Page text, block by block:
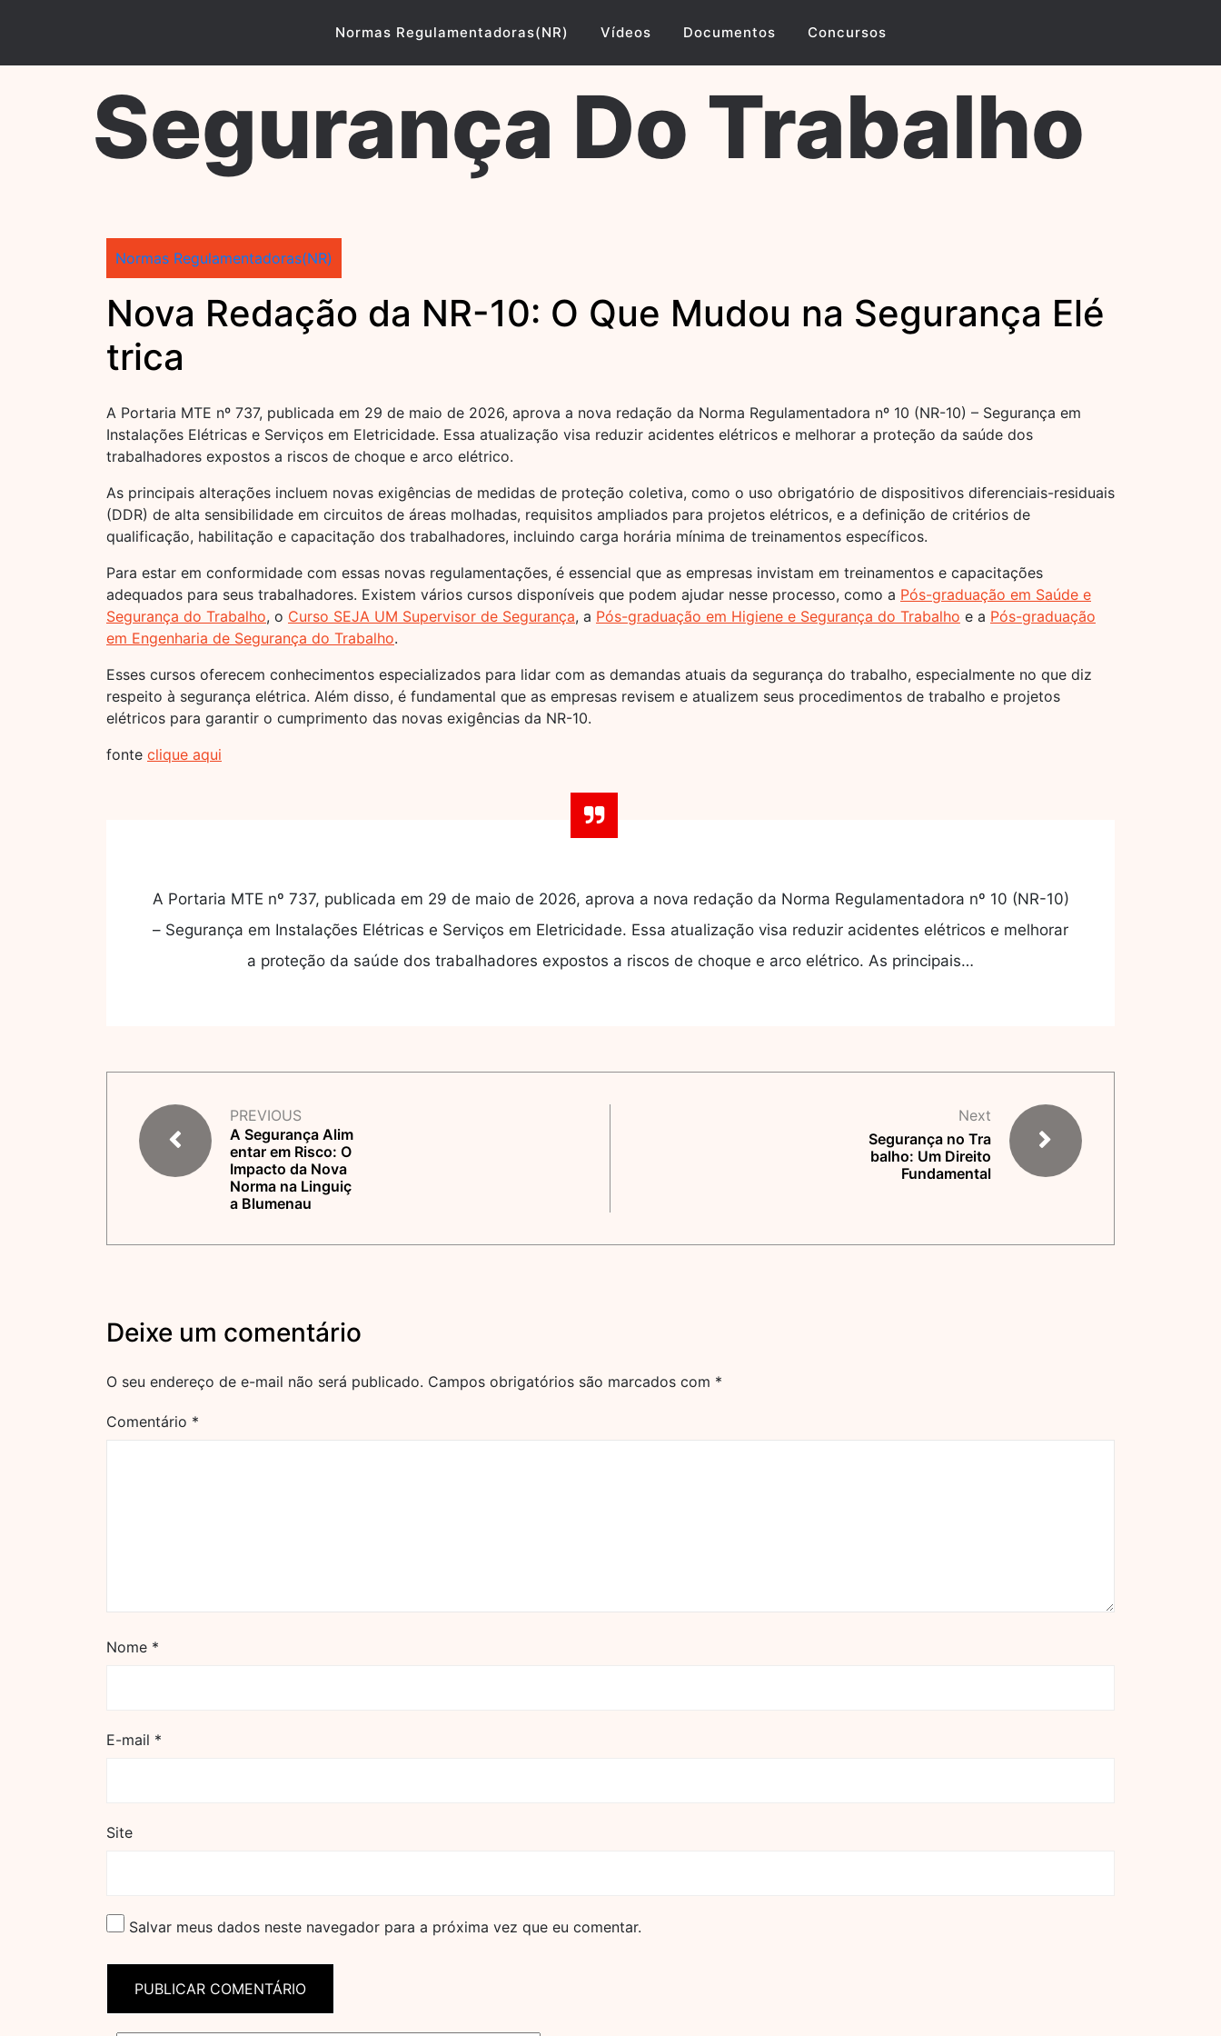
Normas Regulamentadoras(NR) Vídeos Documentos Concursos
Segurança Do Trabalho
Normas Regulamentadoras(NR)
Nova Redação da NR-10: O Que Mudou na Segurança Elé
trica
A Portaria MTE nº 737, publicada em 29 de maio de 2026, aprova a nova redação da Norma Regulamentadora nº 10 (NR-10) – Segurança em
Instalações Elétricas e Serviços em Eletricidade. Essa atualização visa reduzir acidentes elétricos e melhorar a proteção da saúde dos
trabalhadores expostos a riscos de choque e arco elétrico.
As principais alterações incluem novas exigências de medidas de proteção coletiva, como o uso obrigatório de dispositivos diferenciais-residuais
(DDR) de alta sensibilidade em circuitos de áreas molhadas, requisitos ampliados para projetos elétricos, e a definição de critérios de
qualificação, habilitação e capacitação dos trabalhadores, incluindo carga horária mínima de treinamentos específicos.
Para estar em conformidade com essas novas regulamentações, é essencial que as empresas invistam em treinamentos e capacitações
adequados para seus trabalhadores. Existem vários cursos disponíveis que podem ajudar nesse processo, como a Pós-graduação em Saúde e
Segurança do Trabalho, o Curso SEJA UM Supervisor de Segurança, a Pós-graduação em Higiene e Segurança do Trabalho e a Pós-graduação
em Engenharia de Segurança do Trabalho.
Esses cursos oferecem conhecimentos especializados para lidar com as demandas atuais da segurança do trabalho, especialmente no que diz
respeito à segurança elétrica. Além disso, é fundamental que as empresas revisem e atualizem seus procedimentos de trabalho e projetos
elétricos para garantir o cumprimento das novas exigências da NR-10.
fonte clique aqui
A Portaria MTE nº 737, publicada em 29 de maio de 2026, aprova a nova redação da Norma Regulamentadora nº 10 (NR-10)
– Segurança em Instalações Elétricas e Serviços em Eletricidade. Essa atualização visa reduzir acidentes elétricos e melhorar
a proteção da saúde dos trabalhadores expostos a riscos de choque e arco elétrico. As principais…
PREVIOUS
A Segurança Alim
entar em Risco: O
Impacto da Nova
Norma na Linguiç
a Blumenau
Next
Segurança no Tra
balho: Um Direito
Fundamental
Deixe um comentário
O seu endereço de e-mail não será publicado. Campos obrigatórios são marcados com *
Comentário *
Nome *
E-mail *
Site
Salvar meus dados neste navegador para a próxima vez que eu comentar.